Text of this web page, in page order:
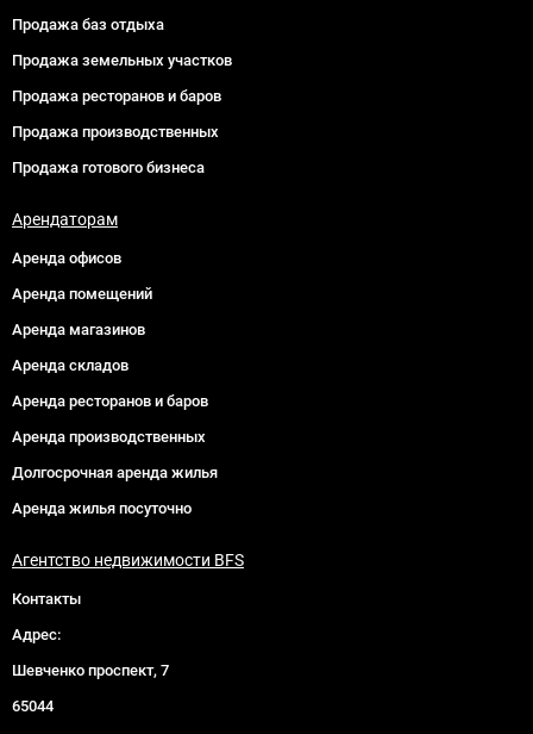
Продажа баз отдыха
Продажа земельных участков
Продажа ресторанов и баров
Продажа производственных
Продажа готового бизнеса
Арендаторам
Аренда офисов
Аренда помещений
Аренда магазинов
Аренда складов
Аренда ресторанов и баров
Аренда производственных
Долгосрочная аренда жилья
Аренда жилья посуточно
Агентство недвижимости BFS
Контакты
Адрес:
Шевченко проспект, 7
65044